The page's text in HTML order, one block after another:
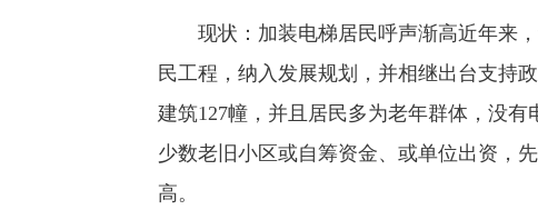
现状：加装电梯居民呼声渐高近年来，
民工程，纳入发展规划，并相继出台支持
建筑127幢，并且居民多为老年群体，没
少数老旧小区或自筹资金、或单位出资，
高。